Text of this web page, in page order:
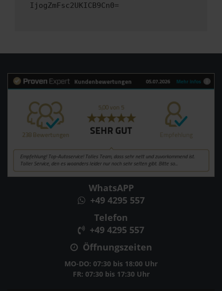
IjogZmFsc2UKICB9Cn0=
WhatsAPP
+49 4295 557
Telefon
+49 4295 557
Öffnungszeiten
MO-DO: 07:30 bis 18:00 Uhr
FR: 07:30 bis 17:30 Uhr